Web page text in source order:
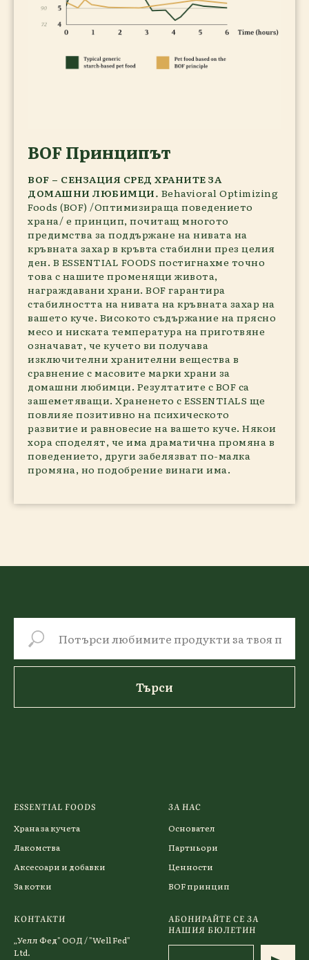
BOF Принципът
BOF – СЕНЗАЦИЯ СРЕД ХРАНИТЕ ЗА
ДОМАШНИ ЛЮБИМЦИ. Behavioral Optimizing
Foods (BOF) /Оптимизираща поведението
храна/ е принцип, почитащ многото
предимства за поддържане на нивата на
кръвната захар в кръвта стабилни през целия
ден. В ESSENTIAL FOODS постигнахме точно
това с нашите променящи живота,
награждавани храни. BOF гарантира
стабилността на нивата на кръвната захар на
вашето куче. Високото съдържание на прясно
месо и ниската температура на приготвяне
означават, че кучето ви получава
изключителни хранителни вещества в
сравнение с масовите марки храни за
домашни любимци. Резултатите с BOF са
зашеметяващи. Храненето с ESSENTIALS ще
повлияе позитивно на психическото
развитие и равновесие на вашето куче. Някои
хора споделят, че има драматична промяна в
поведението, други забелязват по-малка
промяна, но подобрение винаги има.
Търси
ESSENTIAL FOODS
Храна за кучета
Лакомства
Аксесоари и добавки
За котки
ЗА НАС
Основател
Партньори
Ценности
BOF принцип
КОНТАКТИ
„Уелл Фед" ООД / "Well Fed"
Ltd.
АБОНИРАЙТЕ СЕ ЗА
НАШИЯ БЮЛЕТИН